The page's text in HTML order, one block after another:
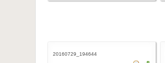
20160729_194644